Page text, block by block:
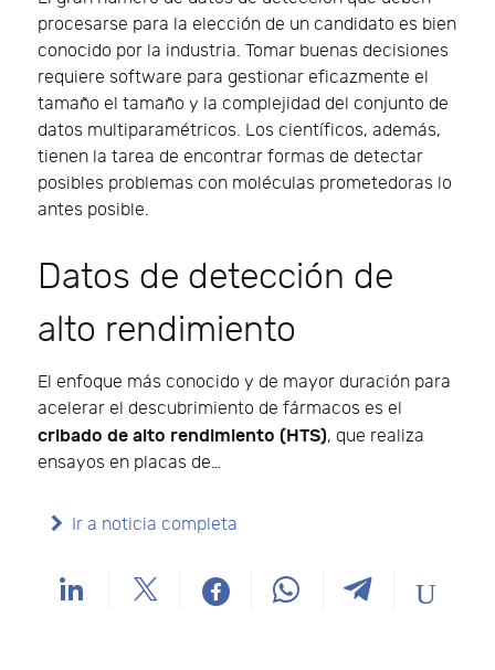
procesarse para la elección de un candidato es bien
conocido por la industria. Tomar buenas decisiones
requiere software para gestionar eficazmente el
tamaño el tamaño y la complejidad del conjunto de
datos multiparamétricos. Los científicos, además,
tienen la tarea de encontrar formas de detectar
posibles problemas con moléculas prometedoras lo
antes posible.
Datos de detección de
alto rendimiento
El enfoque más conocido y de mayor duración para
acelerar el descubrimiento de fármacos es el
cribado de alto rendimiento (HTS), que realiza
ensayos en placas de…
Ir a noticia completa